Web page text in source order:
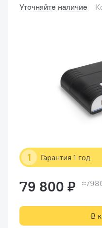
1 Гарантия 1 год
Уточняйте наличие
79 800 ₽
В